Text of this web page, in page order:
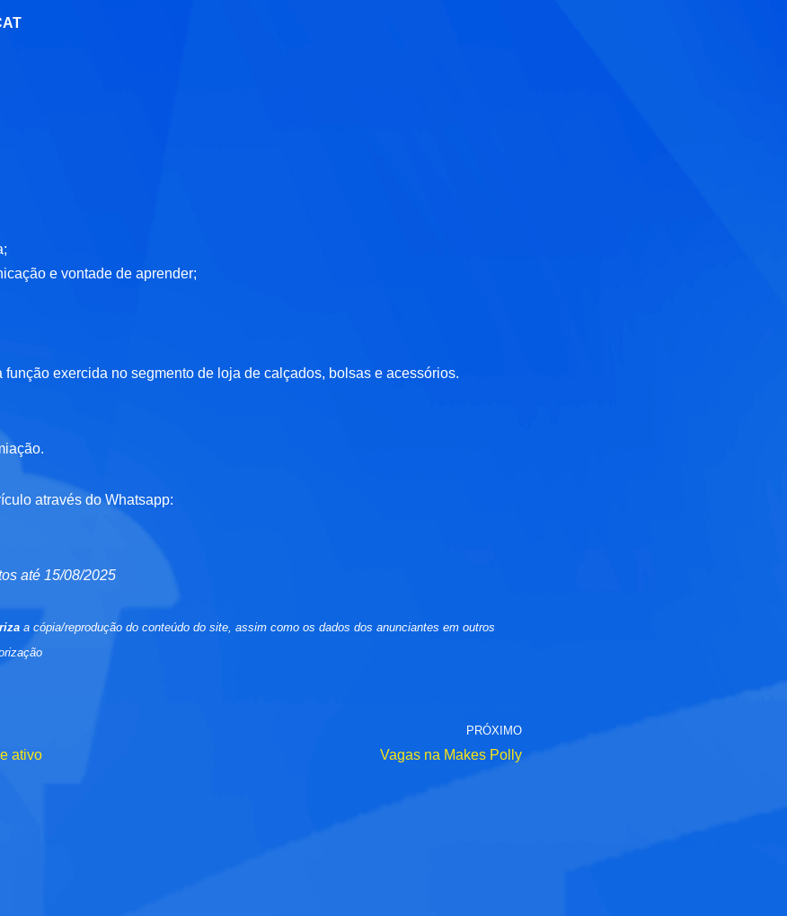
e vontade de aprender;
função exercida no segmento de loja de calçados, bolsas e acessórios.
através do Whatsapp:
até 15/08/2025
a cópia/reprodução do conteúdo do site, assim como os dados dos anunciantes em outros
ativo
PRÓXIMO
Vagas na Makes Polly